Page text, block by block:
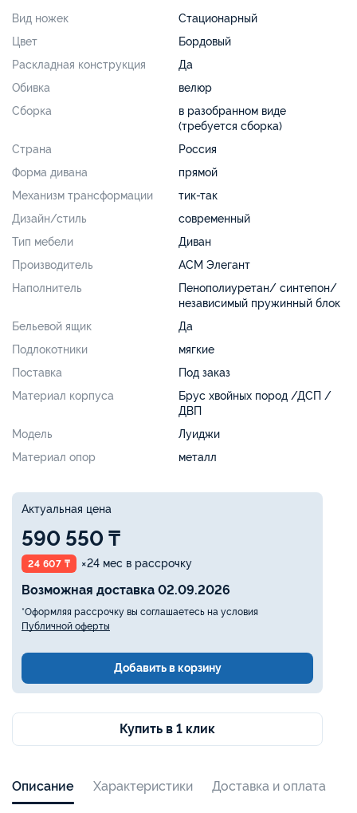
Вид ножек
Стационарный
Цвет
Бордовый
Раскладная конструкция
Да
Обивка
велюр
Сборка
в разобранном виде
(требуется сборка)
Страна
Россия
Форма дивана
прямой
Механизм трансформации
тик-так
Дизайн/стиль
современный
Тип мебели
Диван
Производитель
АСМ Элегант
Наполнитель
Пенополиуретан/ синтепон/
независимый пружинный блок
Бельевой ящик
Да
Подлокотники
мягкие
Поставка
Под заказ
Материал корпуса
Брус хвойных пород /ДСП /
ДВП
Модель
Луиджи
Материал опор
металл
Актуальная цена
590 550 ₸
24 607 ₸ ×24 мес в рассрочку
Возможная доставка 02.09.2026
*Оформляя рассрочку вы соглашаетесь на условия
Публичной оферты
Добавить в корзину
Купить в 1 клик
Описание Характеристики Доставка и оплата